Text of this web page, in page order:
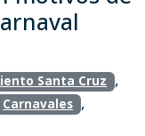
Santa Cruz ,
Carnavales ,